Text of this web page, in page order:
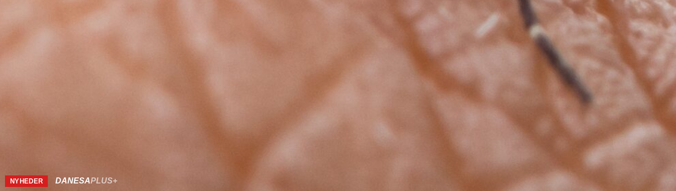
NYHEDER DANESAPLUS+